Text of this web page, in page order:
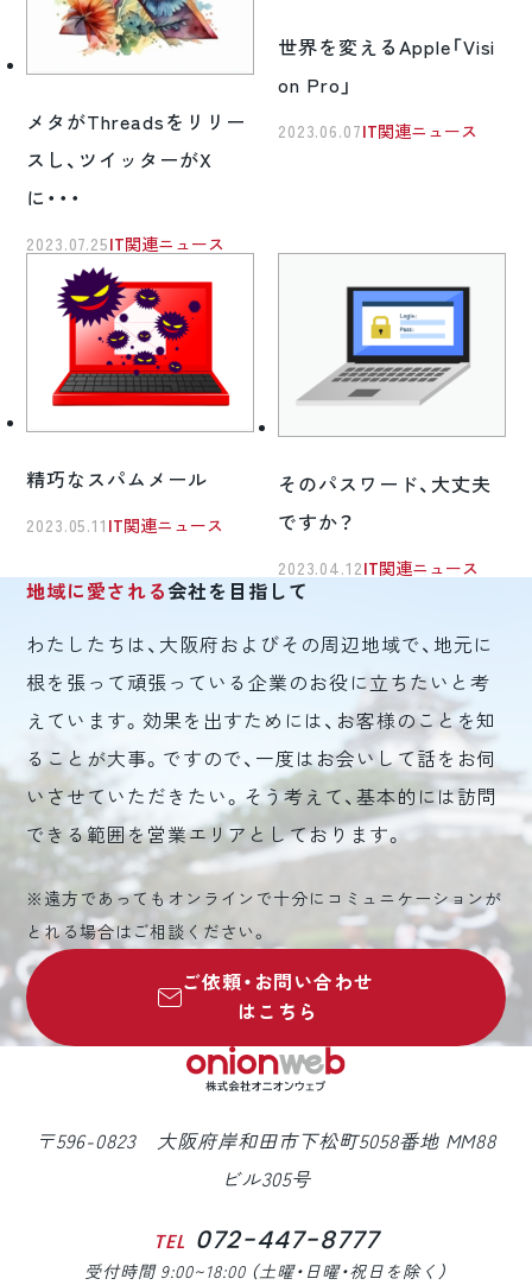
メタがThreadsをリリー
スし、ツイッターがX
に・・・
2023.07.25 IT関連ニュース
世界を変えるApple「Visi
on Pro」
2023.06.07 IT関連ニュース
精巧なスパムメール
2023.05.11 IT関連ニュース
そのパスワード、大丈夫
ですか？
2023.04.12 IT関連ニュース
地域に愛される会社を目指して
わたしたちは、大阪府およびその周辺地域で、地元に
根を張って頑張っている企業のお役に立ちたいと考
えています。効果を出すためには、お客様のことを知
ることが大事。ですので、一度はお会いして話をお伺
いさせていただきたい。そう考えて、基本的には訪問
できる範囲を営業エリアとしております。
※遠方であってもオンラインで十分にコミュニケーションが
とれる場合はご相談ください。
ご依頼・お問い合わせ
はこちら
〒596-0823 大阪府岸和田市下松町5058番地 MM88
ビル305号
TEL 072-447-8777
受付時間 9:00~18:00 （土曜・日曜・祝日を除く）